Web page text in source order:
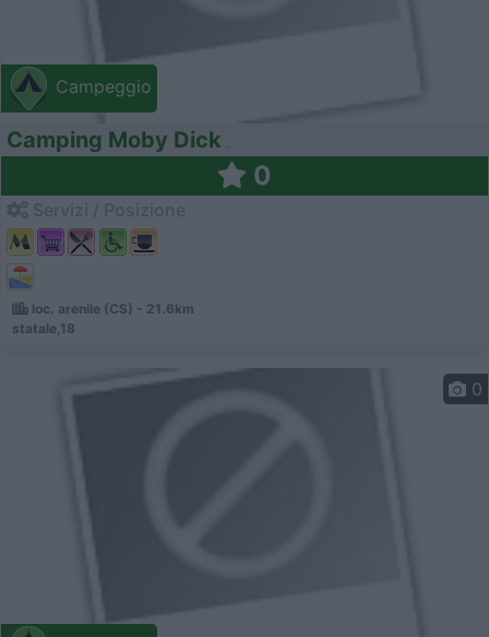
Campeggio
Camping Moby Dick
0
loc. arenile (CS) - 21.6km
statale,18
0